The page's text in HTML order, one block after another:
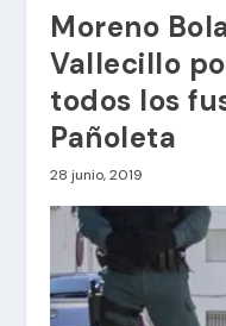
Moreno
Vallecillo
todos los
Pañoleta
28 junio, 2019